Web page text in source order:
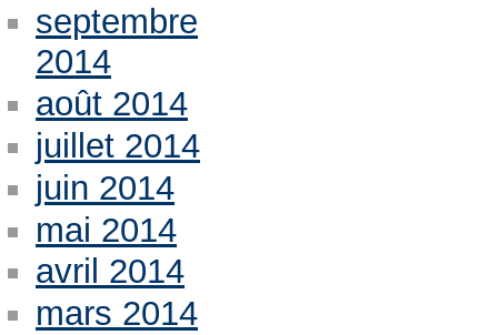
septembre
2014
août 2014
juillet 2014
juin 2014
mai 2014
avril 2014
mars 2014